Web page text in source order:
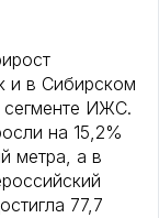
и в Сибирском
сегменте ИЖС.
на 15,2%
метра, а в
77,7